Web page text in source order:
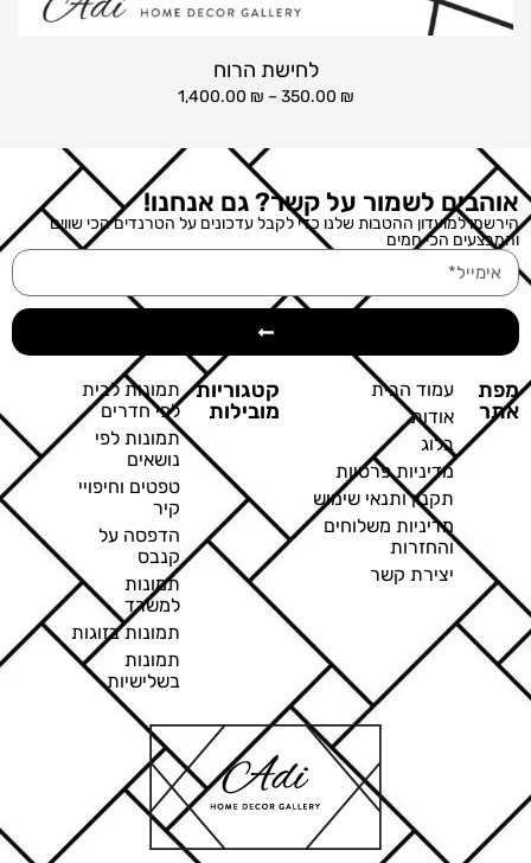
לחישת הרוח
350.00 ₪
–
1,400.00 ₪
אוהבים לשמור על קשר? גם אנחנו!
הירשמו למועדון ההטבות שלנו כדי לקבל עדכונים על הטרנדים הכי שווים
והמבצעים הכי חמים
מפת
אתר
עמוד הבית
אודות
בלוג
מדיניות פרטיות
תקנון ותנאי שימוש
מדיניות משלוחים
והחזרות
יצירת קשר
קטגוריות
מובילות
תמונות לבית
לפי חדרים
תמונות לפי
נושאים
טפטים וחיפויי
קיר
הדפסה על
קנבס
תמונות
למשרד
תמונות בזוגות
תמונות
בשלישיות